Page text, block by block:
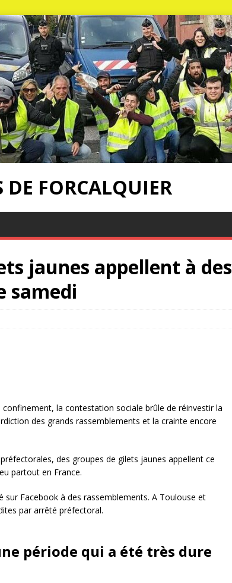
DE FORCALQUIER
jaunes appellent à des
samedi
la contestation sociale brûle de réinvestir la
des grands rassemblements et la crainte encore
des groupes de gilets jaunes appellent ce
partout en France.
sur Facebook à des rassemblements. A Toulouse et
par arrêté préfectoral.
période qui a été très dure